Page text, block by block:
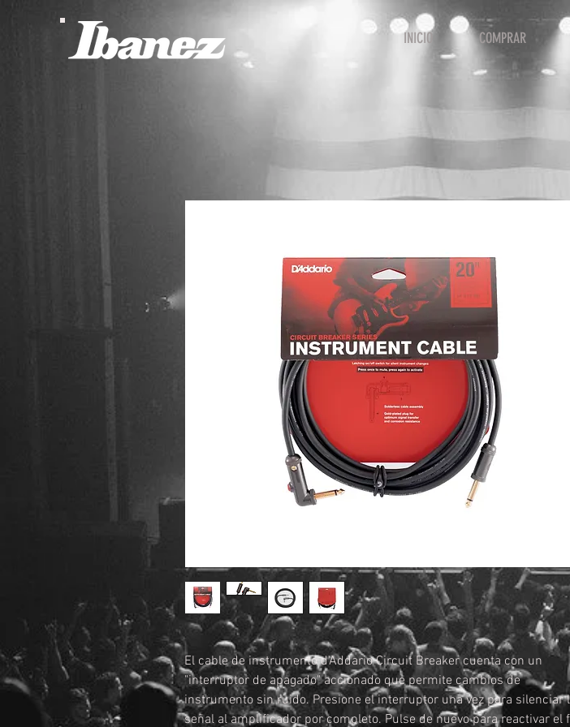
INICIO COMPRAR
El cable de instrumento d'Addario Circuit Breaker cuenta con un
"interruptor de apagado" accionado que permite cambios de
instrumento sin ruido. Presione el interruptor una vez para silenciar
señal al amplificador por completo. Pulse de nuevo para reactivar el